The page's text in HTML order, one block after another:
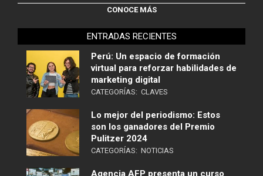
CONOCE MÁS
ENTRADAS RECIENTES
Perú: Un espacio de formación
virtual para reforzar habilidades de
marketing digital
CATEGORÍAS: CLAVES
Lo mejor del periodismo: Estos
son los ganadores del Premio
Pulitzer 2024
CATEGORÍAS: NOTICIAS
Agencia AFP presenta un curso